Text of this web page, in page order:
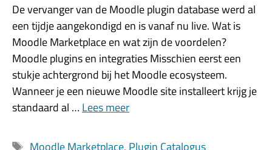
De vervanger van de Moodle plugin database werd al
een tijdje aangekondigd en is vanaf nu live. Wat is
Moodle Marketplace en wat zijn de voordelen?
Moodle plugins en integraties Misschien eerst een
stukje achtergrond bij het Moodle ecosysteem.
Wanneer je een nieuwe Moodle site installeert krijg je
standaard al … Lees meer
Tags
Moodle Marketplace, Plugin Catalogus